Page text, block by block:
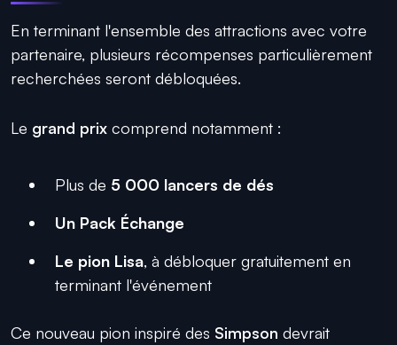
En terminant l'ensemble des attractions avec votre
partenaire, plusieurs récompenses particulièrement
recherchées seront débloquées.
Le grand prix comprend notamment :
Plus de 5 000 lancers de dés
Un Pack Échange
Le pion Lisa, à débloquer gratuitement en
terminant l'événement
Ce nouveau pion inspiré des Simpson devrait